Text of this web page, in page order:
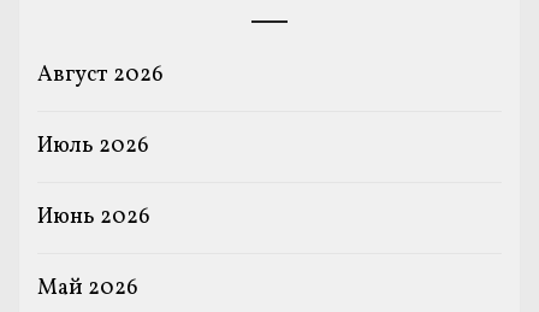
Август 2026
Июль 2026
Июнь 2026
Май 2026